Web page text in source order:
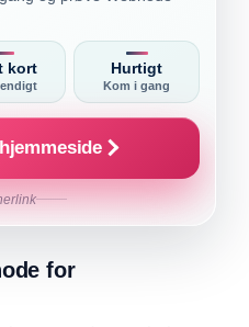
kort Hurtigt
Kom i gang
for